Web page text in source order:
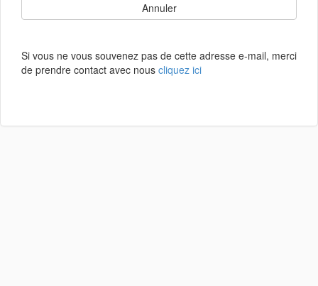
Annuler
Si vous ne vous souvenez pas de cette adresse e-mail, merci
de prendre contact avec nous cliquez ici